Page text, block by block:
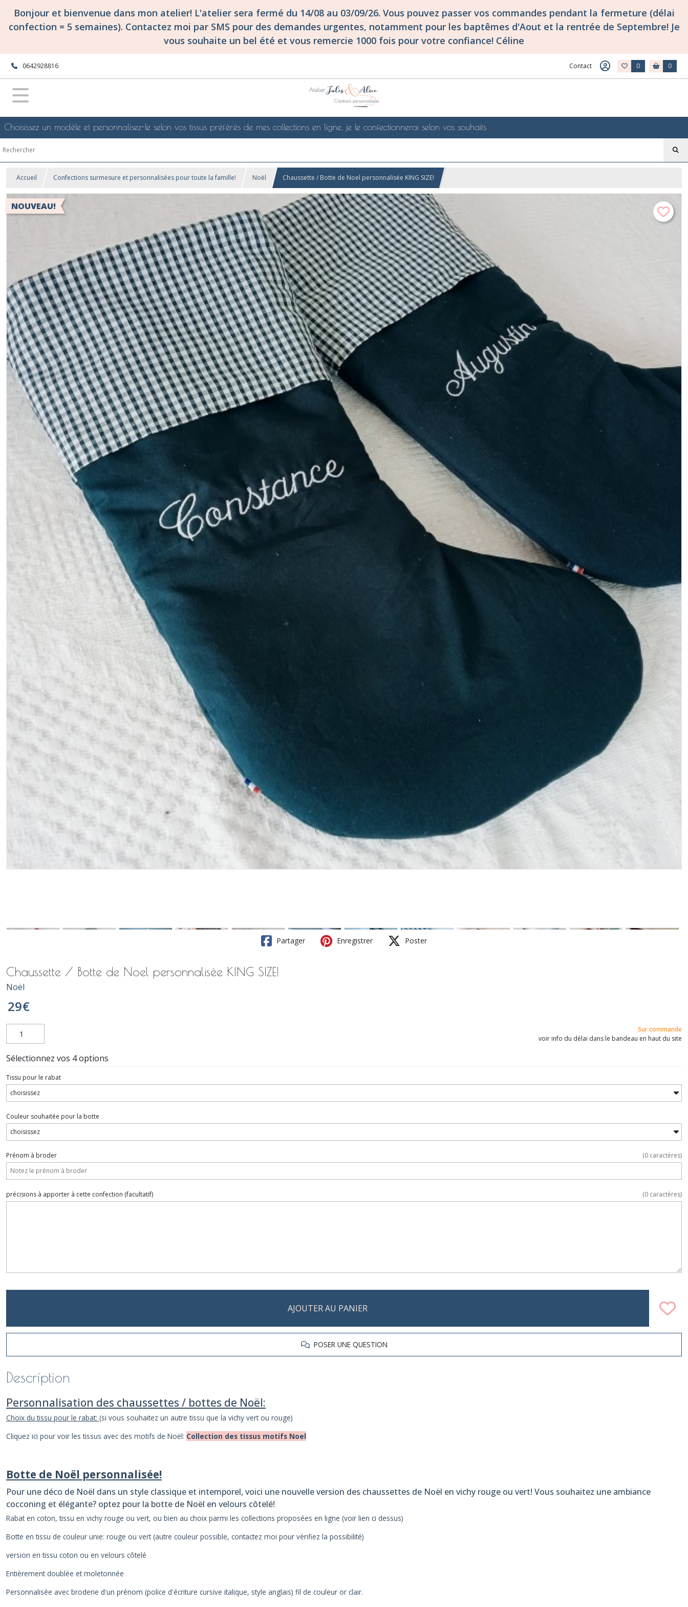
Bonjour et bienvenue dans mon atelier! L'atelier sera fermé du 14/08 au 03/09/26. Vous pouvez passer vos commandes pendant la fermeture (délai
confection = 5 semaines). Contactez moi par SMS pour des demandes urgentes, notamment pour les baptêmes d'Aout et la rentrée de Septembre! Je
vous souhaite un bel été et vous remercie 1000 fois pour votre confiance! Céline
0642928816 Contact 0 0
Choisissez un modèle et personnalisez-le selon vos tissus préférés de mes collections en ligne, je le confectionnerai selon vos souhaits
Accueil Confections surmesure et personnalisées pour toute la famille! Noël Chaussette / Botte de Noel personnalisée KING SIZE!
NOUVEAU!
Partager Enregistrer Poster
Chaussette / Botte de Noel personnalisée KING SIZE!
Noël
29€
Sur commande
voir info du délai dans le bandeau en haut du site
Sélectionnez vos 4 options
Tissu pour le rabat
Couleur souhaitée pour la botte
Prénom à broder (0 caractères)
précisions à apporter à cette confection (facultatif) (0 caractères)
AJOUTER AU PANIER
POSER UNE QUESTION
Description
Personnalisation des chaussettes / bottes de Noël:
Choix du tissu pour le rabat: (si vous souhaitez un autre tissu que la vichy vert ou rouge)
Cliquez ici pour voir les tissus avec des motifs de Noël: Collection des tissus motifs Noel
Botte de Noël personnalisée!
Pour une déco de Noël dans un style classique et intemporel, voici une nouvelle version des chaussettes de Noël en vichy rouge ou vert! Vous souhaitez une ambiance
cocconing et élégante? optez pour la botte de Noël en velours côtelé!
Rabat en coton, tissu en vichy rouge ou vert, ou bien au choix parmi les collections proposées en ligne (voir lien ci dessus)
Botte en tissu de couleur unie: rouge ou vert (autre couleur possible, contactez moi pour vérifiez la possibilité)
version en tissu coton ou en velours côtelé
Entièrement doublée et moletonnée
Personnalisée avec broderie d'un prénom (police d'écriture cursive italique, style anglais) fil de couleur or clair.